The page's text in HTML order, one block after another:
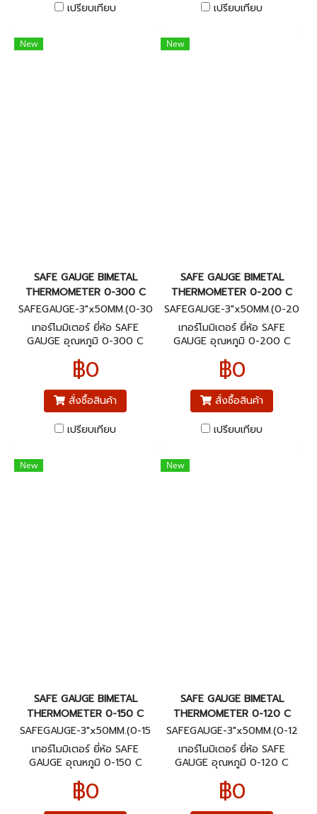
เปรียบเทียบ
เปรียบเทียบ
New
SAFE GAUGE BIMETAL
THERMOMETER 0-300 C
SAFEGAUGE-3"x50MM.(0-30
0C)BACK
เทอร์โมมิเตอร์ ยี่ห้อ SAFE
GAUGE อุณหภูมิ 0-300 C
เกลียวออกหลัง 1/2"NPT
฿0
สั่งซื้อสินค้า
เปรียบเทียบ
New
SAFE GAUGE BIMETAL
THERMOMETER 0-200 C
SAFEGAUGE-3"x50MM.(0-20
0C)BACK
เทอร์โมมิเตอร์ ยี่ห้อ SAFE
GAUGE อุณหภูมิ 0-200 C
เกลียวออกหลัง 1/2"NPT
฿0
สั่งซื้อสินค้า
เปรียบเทียบ
New
SAFE GAUGE BIMETAL
THERMOMETER 0-150 C
SAFEGAUGE-3"x50MM.(0-15
0C)BACK
เทอร์โมมิเตอร์ ยี่ห้อ SAFE
GAUGE อุณหภูมิ 0-150 C
เกลียวออกหลัง 1/2"NPT
฿0
New
SAFE GAUGE BIMETAL
THERMOMETER 0-120 C
SAFEGAUGE-3"x50MM.(0-12
0C)BACK
เทอร์โมมิเตอร์ ยี่ห้อ SAFE
GAUGE อุณหภูมิ 0-120 C
เกลียวออกหลัง 1/2"NPT
฿0